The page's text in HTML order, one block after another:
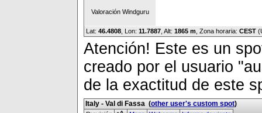
Valoración Windguru
Lat: 46.4808 , Lon: 11.7887 Alt: 1865 m , Zona horaria: CEST
Atención! Este es un
creado por el usuario
de la exactitud de este
Italy - Val di Fassa (other user's custom spot)